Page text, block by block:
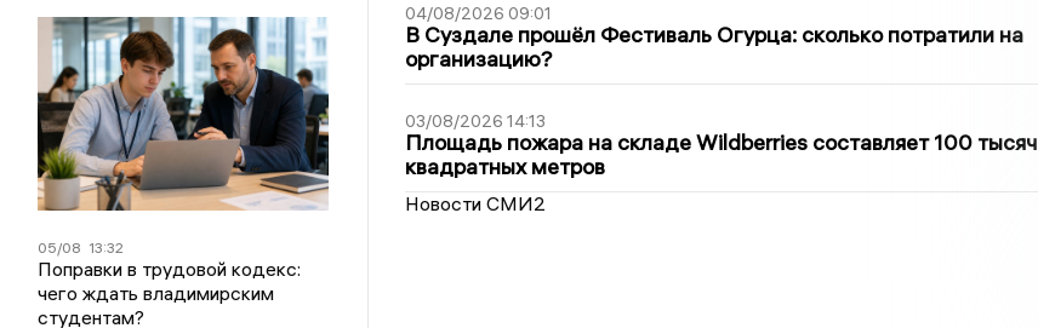
05/08 13:32
Поправки в трудовой кодекс:
чего ждать владимирским
студентам?
04/08/2026 09:01
В Суздале прошёл Фестиваль Огурца: сколько потратили на
организацию?
03/08/2026 14:13
Площадь пожара на складе Wildberries составляет 100 тысяч
квадратных метров
Новости СМИ2